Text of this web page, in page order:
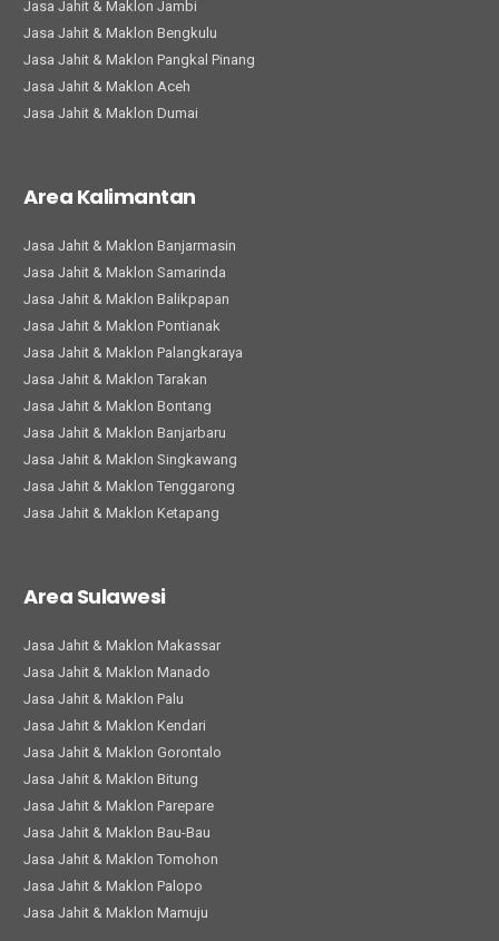
Jasa Jahit & Maklon Jambi
Jasa Jahit & Maklon Bengkulu
Jasa Jahit & Maklon Pangkal Pinang
Jasa Jahit & Maklon Aceh
Jasa Jahit & Maklon Dumai
Area Kalimantan
Jasa Jahit & Maklon Banjarmasin
Jasa Jahit & Maklon Samarinda
Jasa Jahit & Maklon Balikpapan
Jasa Jahit & Maklon Pontianak
Jasa Jahit & Maklon Palangkaraya
Jasa Jahit & Maklon Tarakan
Jasa Jahit & Maklon Bontang
Jasa Jahit & Maklon Banjarbaru
Jasa Jahit & Maklon Singkawang
Jasa Jahit & Maklon Tenggarong
Jasa Jahit & Maklon Ketapang
Area Sulawesi
Jasa Jahit & Maklon Makassar
Jasa Jahit & Maklon Manado
Jasa Jahit & Maklon Palu
Jasa Jahit & Maklon Kendari
Jasa Jahit & Maklon Gorontalo
Jasa Jahit & Maklon Bitung
Jasa Jahit & Maklon Parepare
Jasa Jahit & Maklon Bau-Bau
Jasa Jahit & Maklon Tomohon
Jasa Jahit & Maklon Palopo
Jasa Jahit & Maklon Mamuju